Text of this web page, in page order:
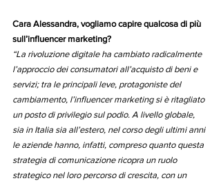
Cara Alessandra, vogliamo capire qualcosa di più
sull’influencer marketing?
“La rivoluzione digitale ha cambiato radicalmente
l’approccio dei consumatori all’acquisto di beni e
servizi; tra le principali leve, protagoniste del
cambiamento, l’influencer marketing si è ritagliato
un posto di privilegio sul podio. A livello globale,
sia in Italia sia all’estero, nel corso degli ultimi anni
le aziende hanno, infatti, compreso quanto questa
strategia di comunicazione ricopra un ruolo
strategico nel loro percorso di crescita, con un